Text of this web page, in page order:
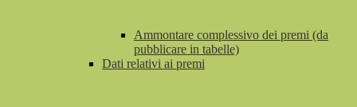
Ammontare complessivo dei premi (da
pubblicare in tabelle)
Dati relativi ai premi